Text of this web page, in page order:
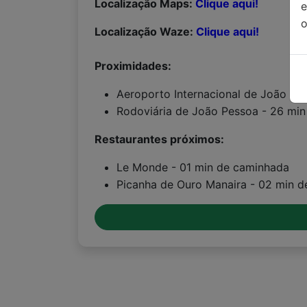
Localização Maps: Clique aqui!
Localização Waze: Clique aqui!
Proximidades:
Aeroporto Internacional de João
Rodoviária de João Pessoa - 26
Restaurantes próximos:
Le Monde - 01 min de caminhada
Picanha de Ouro Manaira - 02 min